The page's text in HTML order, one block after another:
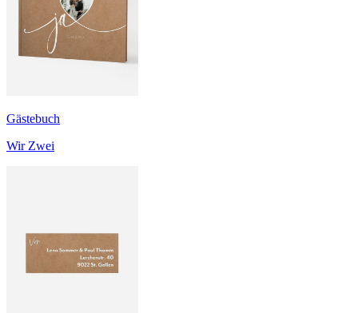
Gästebuch
Wir Zwei